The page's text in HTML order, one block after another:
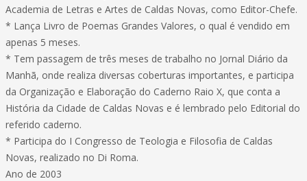
Academia de Letras e Artes de Caldas Novas, como Editor-Chefe.
* Lança Livro de Poemas Grandes Valores, o qual é vendido em
apenas 5 meses.
* Tem passagem de três meses de trabalho no Jornal Diário da
Manhã, onde realiza diversas coberturas importantes, e participa
da Organização e Elaboração do Caderno Raio X, que conta a
História da Cidade de Caldas Novas e é lembrado pelo Editorial do
referido caderno.
* Participa do I Congresso de Teologia e Filosofia de Caldas
Novas, realizado no Di Roma.
Ano de 2003